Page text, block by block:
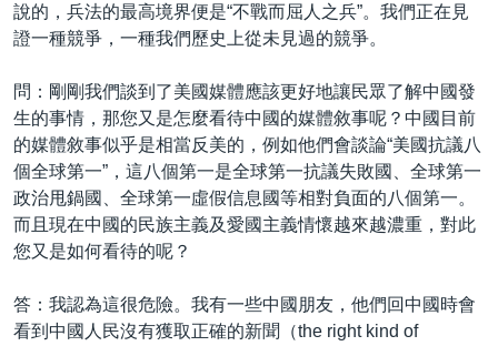
說的，兵法的最高境界便是“不戰而屈人之兵”。我們正在見
證一種競爭，一種我們歷史上從未見過的競爭。
問：剛剛我們談到了美國媒體應該更好地讓民眾了解中國發
生的事情，那您又是怎麼看待中國的媒體敘事呢？中國目前
的媒體敘事似乎是相當反美的，例如他們會談論“美國抗議八
個全球第一”，這八個第一是全球第一抗議失敗國、全球第一
政治甩鍋國、全球第一虛假信息國等相對負面的八個第一。
而且現在中國的民族主義及愛國主義情懷越來越濃重，對此
您又是如何看待的呢？
答：我認為這很危險。我有一些中國朋友，他們回中國時會
看到中國人民沒有獲取正確的新聞（the right kind of